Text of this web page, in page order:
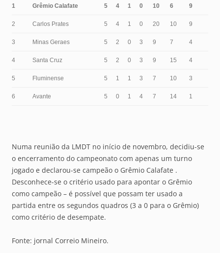
1 Grêmio Calafate 5 4 1 0 10 6 9
2 Carlos Prates 5 4 1 0 20 10 9
3 Minas Geraes 5 2 0 3 9 7 4
4 Santa Cruz 5 2 0 3 9 15 4
5 Fluminense 5 1 1 3 7 10 3
6 Avante 5 0 1 4 7 14 1
Numa reunião da LMDT no início de novembro, decidiu-se
o encerramento do campeonato com apenas um turno
jogado e declarou-se campeão o Grêmio Calafate .
Desconhece-se o critério usado para apontar o Grêmio
como campeão – é possível que possam ter usado a
partida entre os segundos quadros (3 a 0 para o Grêmio)
como critério de desempate.
Fonte: jornal Correio Mineiro.